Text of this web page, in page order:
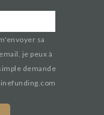
sa
je peux à
demande